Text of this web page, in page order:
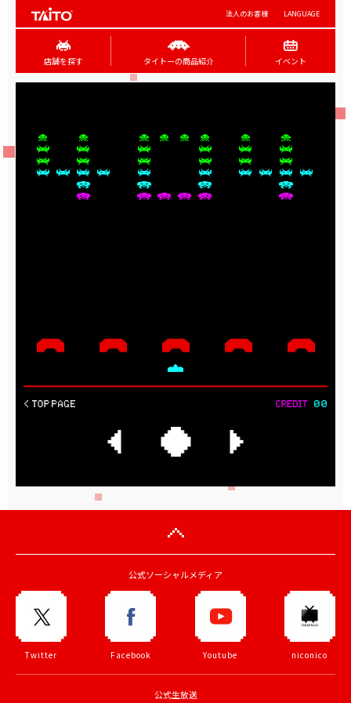
法人のお客様 LANGUAGE
店舗を探す タイトーの商品紹介 イベント
公式ソーシャルメディア
Twitter Facebook Youtube niconico
公式生放送